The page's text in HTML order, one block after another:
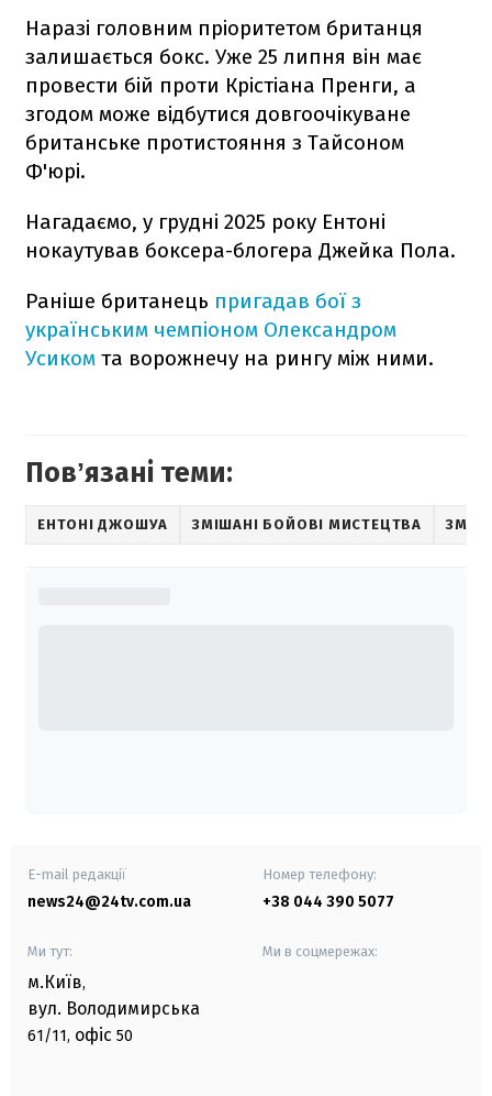
Наразі головним пріоритетом британця
залишається бокс. Уже 25 липня він має
провести бій проти Крістіана Пренги, а
згодом може відбутися довгоочікуване
британське протистояння з Тайсоном
Ф'юрі.
Нагадаємо, у грудні 2025 року Ентоні
нокаутував боксера-блогера Джейка Пола.
Раніше британець пригадав бої з
українським чемпіоном Олександром
Усиком та ворожнечу на рингу між ними.
Повʼязані теми:
ЕНТОНІ ДЖОШУА ЗМІШАНІ БОЙОВІ МИСТЕЦТВА
E-mail редакції
news24@24tv.com.ua
Номер телефону:
+38 044 390 5077
Ми тут:
м.Київ,
вул. Володимирська
61/11, офіс 50
Ми в соцмережах: